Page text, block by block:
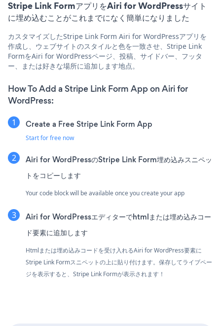
Stripe Link FormアプリをAiri for WordPressサイト
に埋め込むことがこれまでになく簡単になりました
カスタマイズしたStripe Link Form Airi for WordPressアプリを
作成し、ウェブサイトのスタイルと色を一致させ、Stripe Link
FormをAiri for WordPressページ、投稿、サイドバー、フッタ
ー、または好きな場所に追加します地点。
How To Add a Stripe Link Form App on Airi for
WordPress:
Create a Free Stripe Link Form App
Start for free now
Airi for WordPressのStripe Link Form埋め込みスニペッ
トをコピーします
Your code block will be available once you create your app
Airi for WordPressエディターでhtmlまたは埋め込みコー
ド要素に追加します
Htmlまたは埋め込みコードを受け入れるAiri for WordPress要素に
Stripe Link Formスニペットの上に貼り付けます。保存してライブペー
ジを表示すると、Stripe Link Formが表示されます！